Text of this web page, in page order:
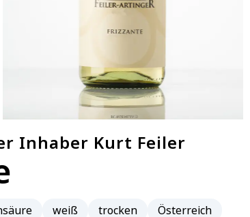
Inhaber Kurt Feiler
weiß trocken Österreich